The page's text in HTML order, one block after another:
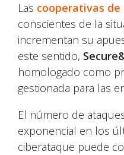
Las cooperativas de
conscientes de la
incrementan su
este sentido,
homologado como
gestionada para las
El número de
exponencial en los
ciberataque puede